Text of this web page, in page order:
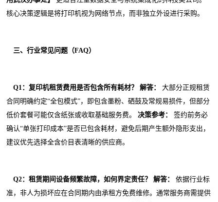
核心决策逻辑是将打印机视为网络节点，而非独立外设进行采购。
三、行业常见问题（FAQ）
Q1：复印机租赁费用是否包含所有耗材？ 解答：
大部分正规租赁
合同明确约定“全包模式”，即包含墨粉、硒鼓及常规易损件，但部分
低价套餐可能仅含纸张或收取基础服务费。 决策参考：
签约前务必
确认“单张打印成本”是否已包含耗材，避免后期产生额外隐形支出，
建议优先选择全含价目表清晰的供应商。
Q2：租赁期间设备频繁故障，如何界定责任？ 解答：
依据行业标
准，非人为损坏应在合同期内由承租方免费维修。通常服务商需提供